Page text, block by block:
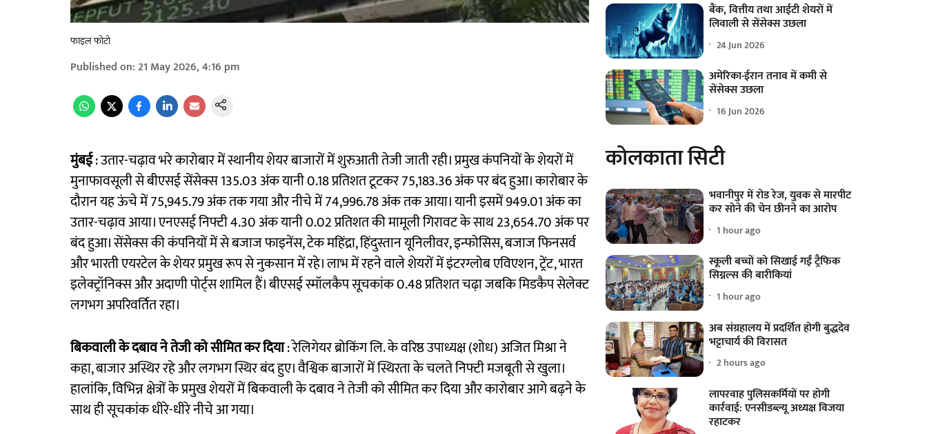
फाइल फोटो
Published on:21 May 2026, 4:16 pm
मुंबई: उतार-चढ़ाव भरे कारोबार में स्थानीय शेयर बाजारों में शुरुआती तेजी जाती रही। प्रमुख कंपनियों के शेयरों में
मुनाफावसूली से बीएसई सेंसेक्स 135.03 अंक यानी 0.18 प्रतिशत टूटकर 75,183.36 अंक पर बंद हुआ। कारोबार के
दौरान यह ऊंचे में 75,945.79 अंक तक गया और नीचे में 74,996.78 अंक तक आया। यानी इसमें 949.01 अंक का
उतार-चढ़ाव आया। एनएसई निफ्टी 4.30 अंक यानी 0.02 प्रतिशत की मामूली गिरावट के साथ 23,654.70 अंक पर
बंद हुआ। सेंसेक्स की कंपनियों में से बजाज फाइनेंस, टेक महिंद्रा, हिंदुस्तान यूनिलीवर, इन्फोसिस, बजाज फिनसर्व
और भारती एयरटेल के शेयर प्रमुख रूप से नुकसान में रहे। लाभ में रहने वाले शेयरों में इंटरग्लोब एविएशन, ट्रेंट, भारत
इलेक्ट्रॉनिक्स और अदाणी पोर्ट्स शामिल हैं। बीएसई स्मॉलकैप सूचकांक 0.48 प्रतिशत चढ़ा जबकि मिडकैप सेलेक्ट
लगभग अपरिवर्तित रहा।
बिकवाली के दबाव ने तेजी को सीमित कर दिया: रेलिगेयर ब्रोकिंग लि. के वरिष्ठ उपाध्यक्ष (शोध) अजित मिश्रा ने
कहा, बाजार अस्थिर रहे और लगभग स्थिर बंद हुए। वैश्विक बाजारों में स्थिरता के चलते निफ्टी मजबूती से खुला।
हालांकि, विभिन्न क्षेत्रों के प्रमुख शेयरों में बिकवाली के दबाव ने तेजी को सीमित कर दिया और कारोबार आगे बढ़ने के
साथ ही सूचकांक धीरे-धीरे नीचे आ गया।
बैंक, वित्तीय तथा आईटी शेयरों में
लिवाली से सेंसेक्स उछला
24 Jun 2026
अमेरिका-ईरान तनाव में कमी से
सेंसेक्स उछला
16 Jun 2026
कोलकाता सिटी
भवानीपुर में रोड रेज, युवक से मारपीट
कर सोने की चेन छीनने का आरोप
1 hour ago
स्कूली बच्चों को सिखाई गईं ट्रैफिक
सिग्नल्स की बारीकियां
1 hour ago
अब संग्रहालय में प्रदर्शित होगी बुद्धदेव
भट्टाचार्य की विरासत
2 hours ago
लापरवाह पुलिसकर्मियों पर होगी
कार्रवाई: एनसीडब्ल्यू अध्यक्ष विजया
रहाटकर